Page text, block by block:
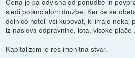
Cena je pa odvisna od ponudbe in
sledi potencialom družbe. Ker če se
delnico hoteli vsi kupovat, ki imajo nekaj
iz naslova odpravnine, lota, visoke plače
Kapitalizem je res imenitna stvar.